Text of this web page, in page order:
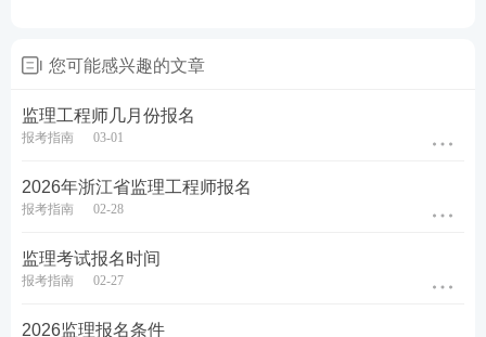
（二）现场核查。以下人员须携带相关证明材料原
2:00，下午14:00-17:00），到各地级市人事考试机构
1.不适用告知承诺制办理事项的；
2.未选择告知承诺制方式报名或撤回承诺申请的；
在线核查未通过的。
您可能感兴趣的文章
监理工程师几月份报名
报考指南 03-01
2026年浙江省监理工程师报名
报考指南 02-28
监理考试报名时间
报考指南 02-27
2026监理报名条件